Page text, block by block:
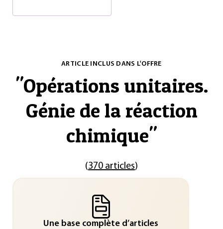
ARTICLE INCLUS DANS L'OFFRE
"Opérations unitaires.
Génie de la réaction
chimique"
(370 articles)
Une base complète d’articles